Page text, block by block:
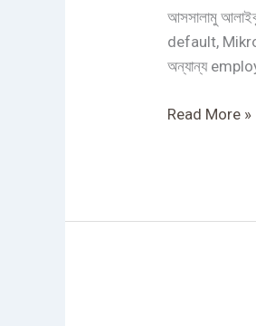
আসসালামু
default,
অন্যান্য
User
Create
করতে
Read More »